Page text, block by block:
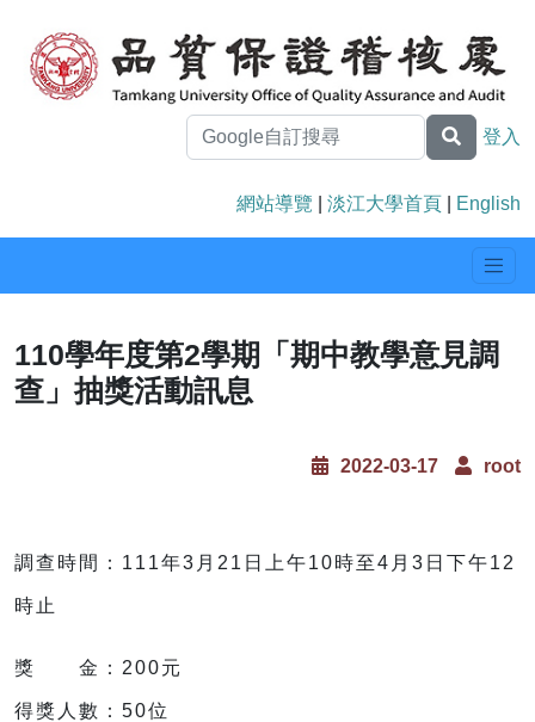
登入
網站導覽 淡江大學首頁 English
110學年度第2學期「期中教學意見調
查」抽獎活動訊息
2022-03-17 root
調查時間：111年3月21日上午10時至4月3日下午12
時止
獎 金：200元
得獎人數：50位